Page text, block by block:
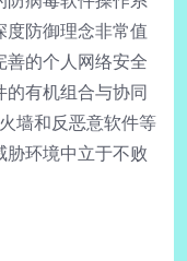
防御理念非常值
的个人网络安全
有机组合与协同
墙和反恶意软件等
胁环境中立于不败